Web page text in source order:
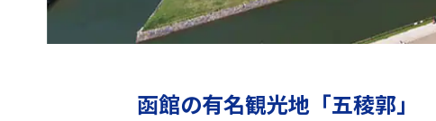
函館の有名観光地「五稜郭」